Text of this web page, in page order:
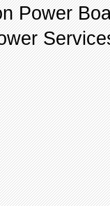
Power